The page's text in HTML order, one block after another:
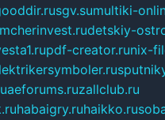
sgv.sumultiki-
cherinvest.rudetskiy-
pdf-creator.runix-
aeforums.ruzallclub.ru
habaigry.ruhaikko.ru